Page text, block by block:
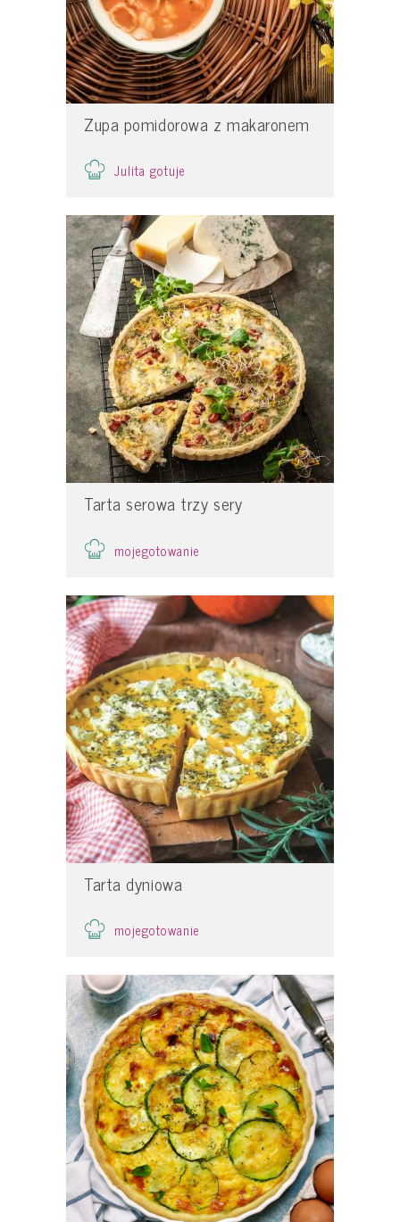
Zupa pomidorowa z makaronem
Julita gotuje
Tarta serowa trzy sery
mojegotowanie
Tarta dyniowa
mojegotowanie